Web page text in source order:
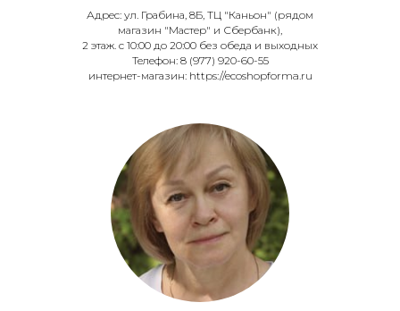
Адрес: ул. Грабина, 8Б, ТЦ "Каньон" (рядом
магазин "Мастер" и Сбербанк),
2 этаж. с 10:00 до 20:00 без обеда и выходных
Телефон: 8 (977) 920-60-55
интернет-магазин: https://ecoshopforma.ru